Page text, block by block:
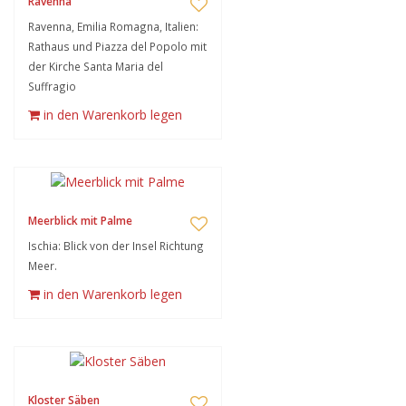
Ravenna, Emilia Romagna, Italien:
Rathaus und Piazza del Popolo mit
der Kirche Santa Maria del
Suffragio
in den Warenkorb legen
Meerblick mit Palme
Ischia: Blick von der Insel Richtung
Meer.
in den Warenkorb legen
Kloster Säben